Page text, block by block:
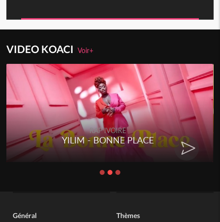
VIDEO KOACIVoir+
RAP IVOIRE
RENARD BARAKISSA -
CHAT
Général Thèmes